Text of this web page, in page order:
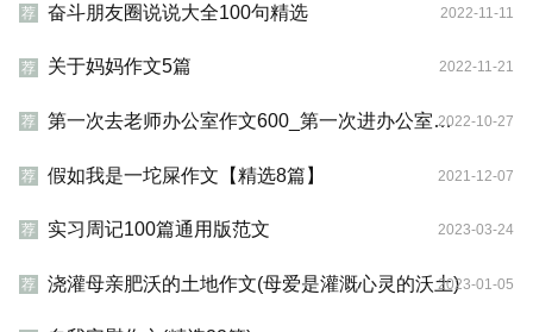
荐 奋斗朋友圈说说大全100句精选 2022-11-11
荐 关于妈妈作文5篇 2022-11-21
荐 第一次去老师办公室作文600_第一次进办公室作文800字
2022-10-27
荐 假如我是一坨屎作文【精选8篇】 2021-12-07
荐 实习周记100篇通用版范文 2023-03-24
荐 浇灌母亲肥沃的土地作文(母爱是灌溉心灵的沃土)2023-01-05